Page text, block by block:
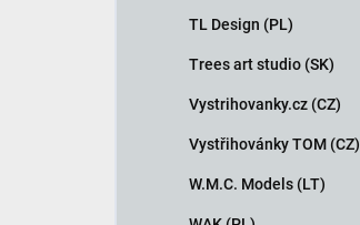
TL Design (PL)
Trees art studio (SK)
Vystrihovanky.cz (CZ)
Vystřihovánky TOM (CZ)
W.M.C. Models (LT)